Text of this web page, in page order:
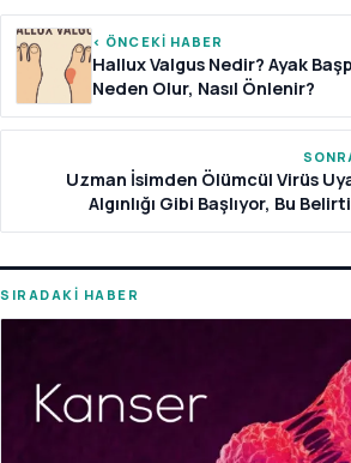
‹ ÖNCEKİ HABER
Hallux Valgus Nedir? Ayak
Neden Olur, Nasıl Önlenir?
Uzman İsimden Ölümcül Virüs
Algınlığı Gibi Başlıyor, Bu
SIRADAKİ HABER